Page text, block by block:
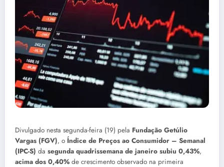
Divulgado nesta segunda-feira (19) pela Fundação Getúlio
Vargas (FGV), o Índice de Preços ao Consumidor – Semanal
(IPC-S) da segunda quadrissemana de janeiro subiu 0,43%,
acima dos 0,40% de crescimento observado na primeira